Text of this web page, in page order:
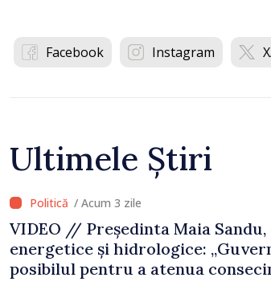
Facebook Instagram
Ultimele Știri
/ Acum 3 zile
VIDEO // Președinta Maia
energetice și hidrologice:
posibilul pentru a atenua